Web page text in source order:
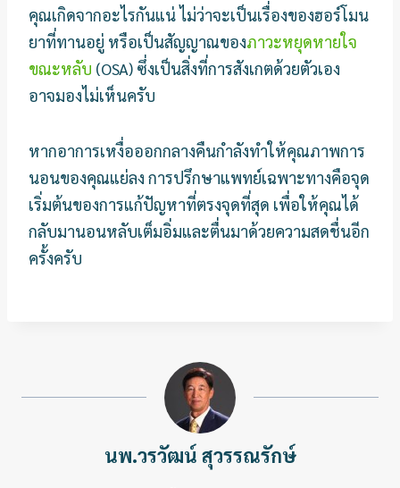
คุณเกิดจากอะไรกันแน่ ไม่ว่าจะเป็นเรื่องของฮอร์โมน
ยาที่ทานอยู่ หรือเป็นสัญญาณของภาวะหยุดหายใจ
ขณะหลับ (OSA) ซึ่งเป็นสิ่งที่การสังเกตด้วยตัวเอง
อาจมองไม่เห็นครับ
หากอาการเหงื่อออกกลางคืนกำลังทำให้คุณภาพการ
นอนของคุณแย่ลง การปรึกษาแพทย์เฉพาะทางคือจุด
เริ่มต้นของการแก้ปัญหาที่ตรงจุดที่สุด เพื่อให้คุณได้
กลับมานอนหลับเต็มอิ่มและตื่นมาด้วยความสดชื่นอีก
ครั้งครับ
นพ.วรวัฒน์ สุวรรณรักษ์